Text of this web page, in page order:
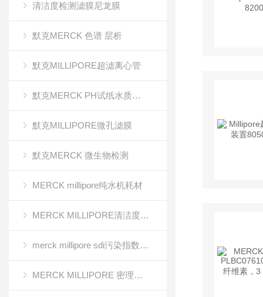
清洁度检测滤膜尼龙膜
默克MERCK 色谱 层析
默克MILLIPORE超滤离心管
默克MERCK PH试纸水质分析
默克MILLIPORE微孔滤膜
默克MERCK 微生物检测
MERCK millipore纯水机耗材
MERCK MILLIPORE清洁度检测专用膜
merck millipore sdi污染指数检测膜
MERCK MILLIPORE 密理博清洁度检测设备